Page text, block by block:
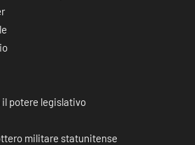
potere legislativo
militare statunitense